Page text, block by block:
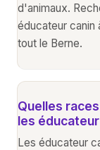
d'animaux.
éducateur canin
tout le Berne.
Quelles
les
Les éducateur